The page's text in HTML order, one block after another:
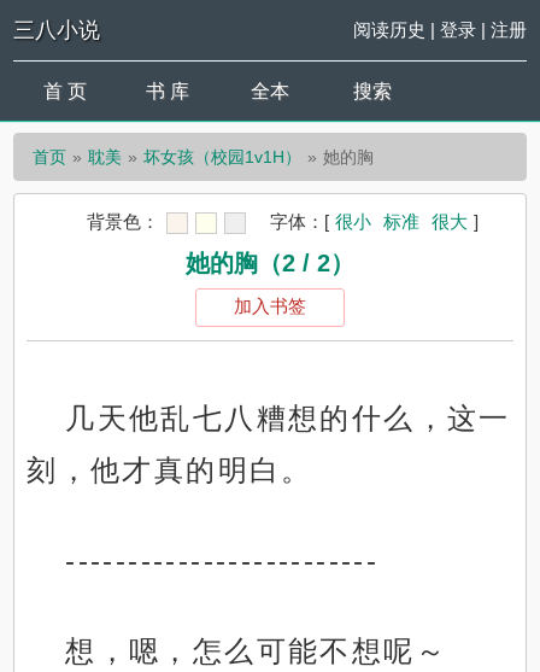
三八小说 阅读历史 | 登录| 注册
首 页 书 库 全本 搜索
首页 耽美 坏女孩（校园1v1H） 她的胸
背景色： 字体： [ 很小 标准 很大 ]
她的胸（2 / 2）
加入书签
几天他乱七八糟想的什么，这一
刻，他才真的明白。
-------------------------
想，嗯，怎么可能不想呢～